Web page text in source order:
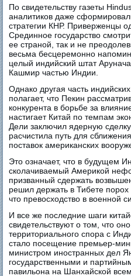
По свидетельству газеты
аналитиков даже
стратегии КНР. Приверженцы
Срединное государство
ее страной, так и не
весьма бесцеремонно
целый индийский штат
Кашмир частью Индии.
Однако другая часть
полагает, что Пекин
конкурента в борьбе за
настигает Китай по темпам
Дели заключил ядерную
расчистила путь для
поставок американских
Это означает, что в будущем
сколачиваемый Америкой
призванный сдержать
решил держать в Тибете
что превосходство в военной
И все же последние шаги
свидетельствуют о том, что
территориального спора с
стало посещение премьер-
министром иностранных дел
государственными и
павильона на Шанхайской